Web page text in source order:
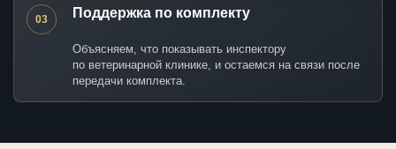
03 Поддержка по комплекту
Объясняем, что показывать инспектору
по ветеринарной клинике, и остаемся на связи после
передачи комплекта.